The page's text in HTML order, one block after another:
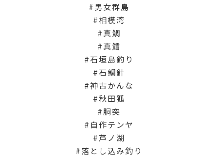
男女群島
相模湾
真鯛
真鱈
石垣島釣り
石鯛針
神古かんな
秋田狐
胴突
自作テンヤ
芦ノ湖
落とし込み釣り